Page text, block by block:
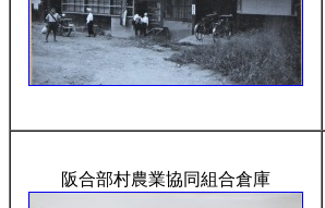
阪合部村農業協同組合倉庫